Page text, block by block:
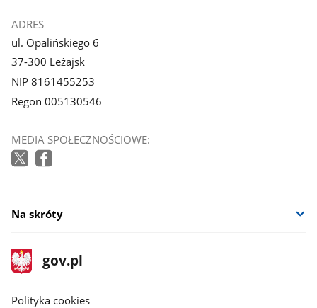
ADRES
ul. Opalińskiego 6
37-300 Leżajsk
NIP 8161455253
Regon 005130546
MEDIA SPOŁECZNOŚCIOWE:
Na skróty
stopka
gov.pl
Strona
gov.pl
gov.pl
Polityka cookies